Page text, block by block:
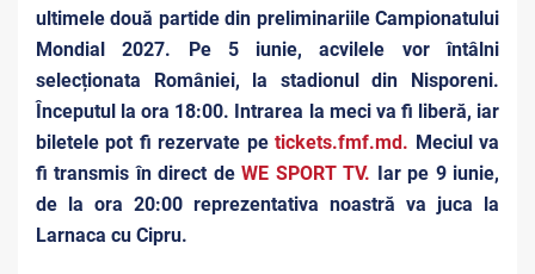
ultimele două partide din preliminariile Campionatului
Mondial 2027. Pe 5 iunie, acvilele vor întâlni
selecționata României, la stadionul din Nisporeni.
Începutul la ora 18:00. Intrarea la meci va fi liberă, iar
biletele pot fi rezervate petickets.fmf.md. Meciul va
fi transmis în direct deWE SPORT TV. Iar pe 9 iunie,
de la ora 20:00 reprezentativa noastră va juca la
Larnaca cu Cipru.